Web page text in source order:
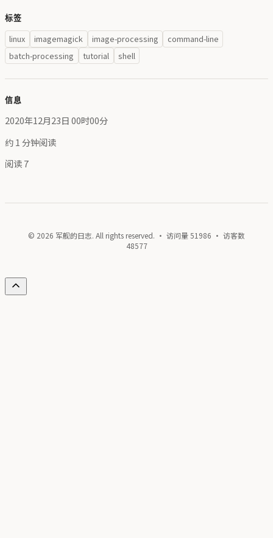
标签
linux imagemagick image-processing
command-line
batch-processing
tutorial shell
信息
2020年12月23日 00时00分
约 1 分钟阅读
阅读7
© 2026 军舰的日志. All rights reserved. · 访问量51986 · 访客数
48577